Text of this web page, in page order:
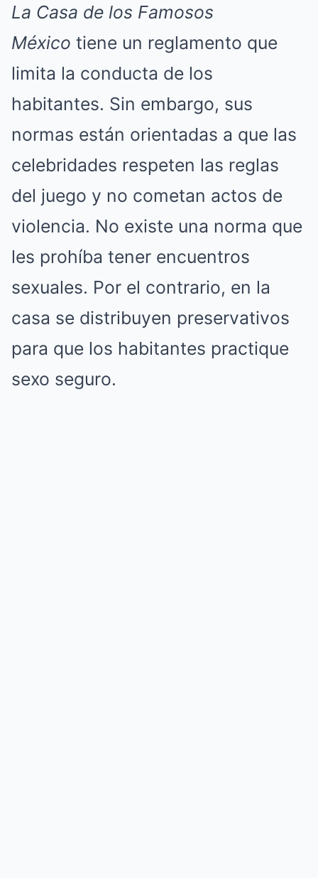
La Casa de los Famosos
México tiene un reglamento que
limita la conducta de los
habitantes. Sin embargo, sus
normas están orientadas a que las
celebridades respeten las reglas
del juego y no cometan actos de
violencia. No existe una norma que
les prohíba tener encuentros
sexuales. Por el contrario, en la
casa se distribuyen preservativos
para que los habitantes practique
sexo seguro.